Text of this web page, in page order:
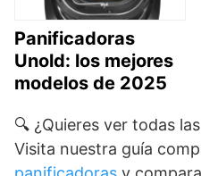
Panificadoras
Unold: los mejores
modelos de 2025
🔍 ¿Quieres ver todas
Visita nuestra guía